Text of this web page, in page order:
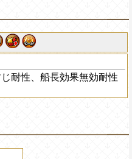
耐性、船長効果無効耐性